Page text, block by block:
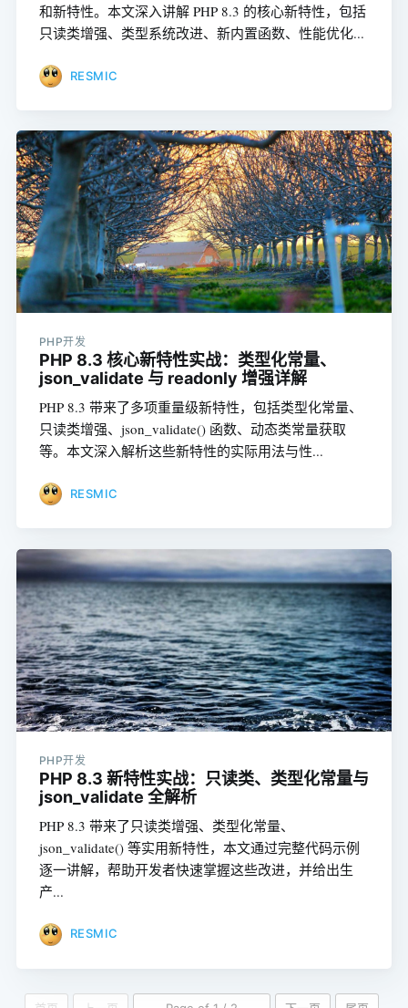
和新特性。本文深入讲解 PHP 8.3 的核心新特性，包括
只读类增强、类型系统改进、新内置函数、性能优化...
RESMIC
PHP开发
PHP 8.3 核心新特性实战：类型化常量、
json_validate 与 readonly 增强详解
PHP 8.3 带来了多项重量级新特性，包括类型化常量、
只读类增强、json_validate() 函数、动态类常量获取
等。本文深入解析这些新特性的实际用法与性...
RESMIC
PHP开发
PHP 8.3 新特性实战：只读类、类型化常量与
json_validate 全解析
PHP 8.3 带来了只读类增强、类型化常量、
json_validate() 等实用新特性，本文通过完整代码示例
逐一讲解，帮助开发者快速掌握这些改进，并给出生
产...
RESMIC